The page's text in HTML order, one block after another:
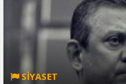
SİYASET